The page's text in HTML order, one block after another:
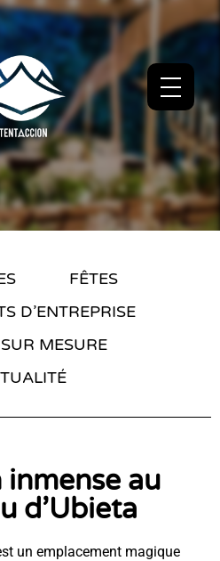
FÊTES
D’ENTREPRISE
MESURE
inmense au
d’Ubieta
un emplacement magique